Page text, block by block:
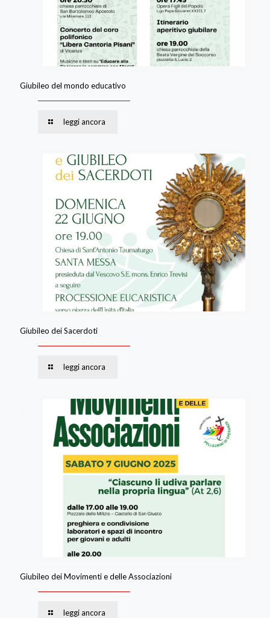
Giubileo del mondo educativo
leggi ancora
Giubileo dei Sacerdoti
leggi ancora
Giubileo dei Movimenti e delle Associazioni
leggi ancora